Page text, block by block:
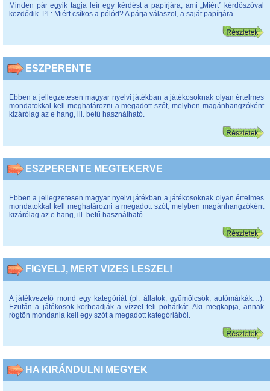
Minden pár egyik tagja leír egy kérdést a papírjára, ami „Miért” kérdőszóval
kezdődik. Pl.: Miért csíkos a pólód? A párja válaszol, a saját papírjára.
ESZPERENTE
Ebben a jellegzetesen magyar nyelvi játékban a játékosoknak olyan értelmes
mondatokkal kell meghatározni a megadott szót, melyben magánhangzóként
kizárólag az e hang, ill. betű használható.
ESZPERENTE MEGTEKERVE
Ebben a jellegzetesen magyar nyelvi játékban a játékosoknak olyan értelmes
mondatokkal kell meghatározni a megadott szót, melyben magánhangzóként
kizárólag az e hang, ill. betű használható.
FIGYELJ, MERT VIZES LESZEL!
A játékvezető mond egy kategóriát (pl. állatok, gyümölcsök, autómárkák…).
Ezután a játékosok körbeadják a vízzel teli pohárkát. Aki megkapja, annak
rögtön mondania kell egy szót a megadott kategóriából.
HA KIRÁNDULNI MEGYEK